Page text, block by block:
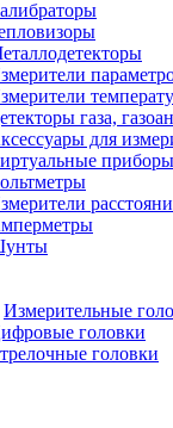
газа,
для
приборы
Измерительные
головки
головки